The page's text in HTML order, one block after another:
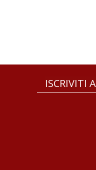
ISCRIVITI